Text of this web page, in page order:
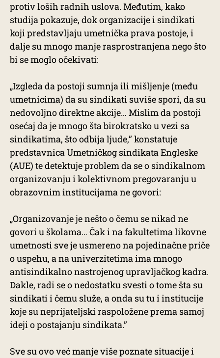
protiv loših radnih uslova. Međutim, kako
studija pokazuje, dok organizacije i sindikati
koji predstavljaju umetnička prava postoje, i
dalje su mnogo manje rasprostranjena nego što
bi se moglo očekivati:
„Izgleda da postoji sumnja ili mišljenje (među
umetnicima) da su sindikati suviše spori, da su
nedovoljno direktne akcije… Mislim da postoji
osećaj da je mnogo šta birokratsko u vezi sa
sindikatima, što odbija ljude,” konstatuje
predstavnica Umetničkog sindikata Engleske
(AUE) te detektuje problem da se o sindikalnom
organizovanju i kolektivnom pregovaranju u
obrazovnim institucijama ne govori:
„Organizovanje je nešto o čemu se nikad ne
govori u školama… Čak i na fakultetima likovne
umetnosti sve je usmereno na pojedinačne priče
o uspehu, a na univerzitetima ima mnogo
antisindikalno nastrojenog upravljačkog kadra.
Dakle, radi se o nedostatku svesti o tome šta su
sindikati i čemu služe, a onda su tu i institucije
koje su neprijateljski raspoložene prema samoj
ideji o postajanju sindikata.”
Sve su ovo već manje više poznate situacije i